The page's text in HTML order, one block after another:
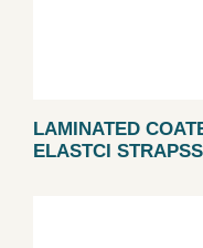
LAMINATED
ELASTCI